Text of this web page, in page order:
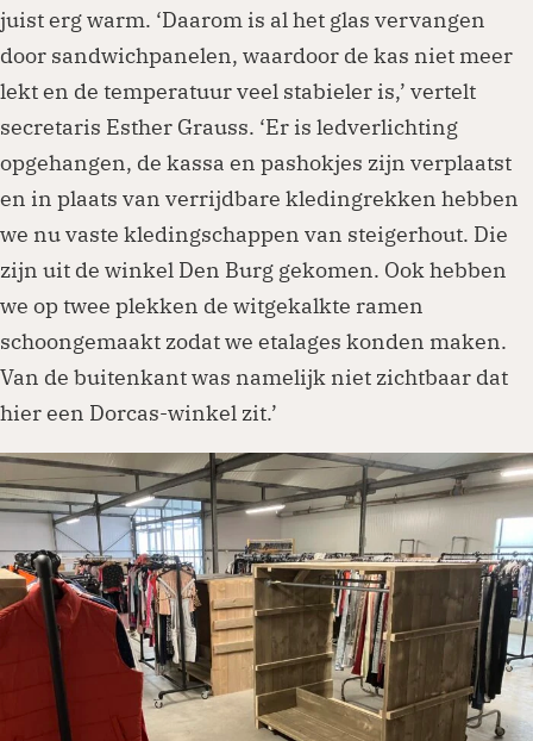
juist erg warm. ‘Daarom is al het glas vervangen
door sandwichpanelen, waardoor de kas niet meer
lekt en de temperatuur veel stabieler is,’ vertelt
secretaris Esther Grauss. ‘Er is ledverlichting
opgehangen, de kassa en pashokjes zijn verplaatst
en in plaats van verrijdbare kledingrekken hebben
we nu vaste kledingschappen van steigerhout. Die
zijn uit de winkel Den Burg gekomen. Ook hebben
we op twee plekken de witgekalkte ramen
schoongemaakt zodat we etalages konden maken.
Van de buitenkant was namelijk niet zichtbaar dat
hier een Dorcas-winkel zit.’